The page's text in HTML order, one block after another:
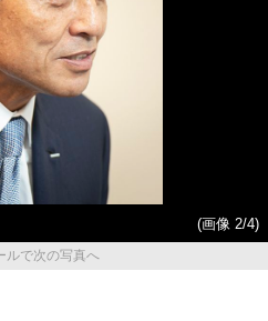
(画像 2/4)
ルで次の写真へ